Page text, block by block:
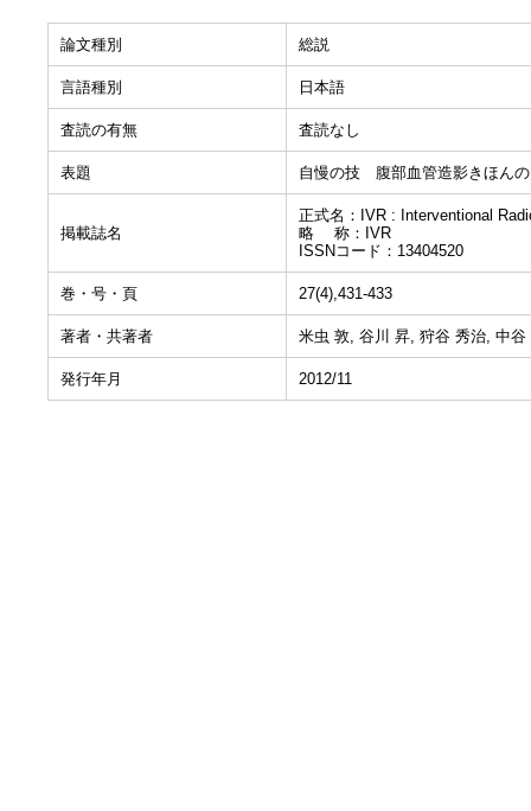
論文種別 総説
言語種別 日本語
査読の有無 査読なし
表題 自慢の技 腹部血管造影きほん
掲載誌名
正式名：IVR : Interventional
略 称：IVR
ISSNコード：13404520
巻・号・頁 27(4),431-433
著者・共著者 米虫 敦, 谷川 昇, 狩谷 秀治, 中
発行年月 2012/11